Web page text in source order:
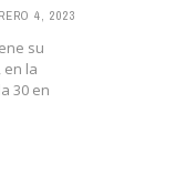
4, 2023
su
la
30 en